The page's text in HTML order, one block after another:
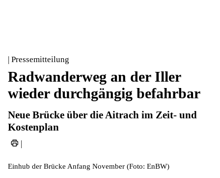
| Pressemitteilung
Radwanderweg an der Iller
wieder durchgängig befahrbar
Neue Brücke über die Aitrach im Zeit- und
Kostenplan
|
Einhub der Brücke Anfang November (Foto: EnBW)